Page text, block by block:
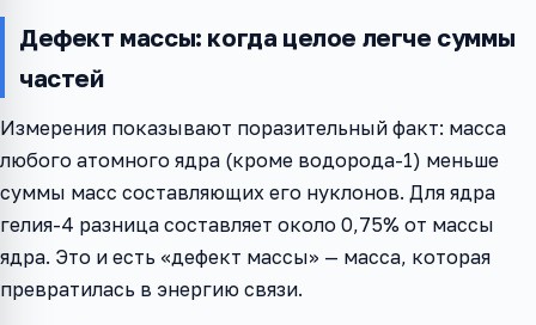
Дефект массы: когда целое легче суммы
частей
Измерения показывают поразительный факт: масса
любого атомного ядра (кроме водорода-1) меньше
суммы масс составляющих его нуклонов. Для ядра
гелия-4 разница составляет около 0,75% от массы
ядра. Это и есть «дефект массы» — масса, которая
превратилась в энергию связи.